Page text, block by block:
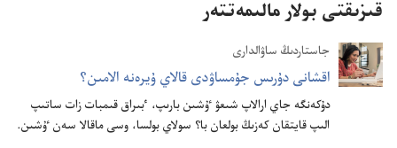
قىزىقتى بولار مالىمەتتەر
جاستاردىڭ ساۋالدارى
اقشانى دۇ‌رىس جۇ‌مساۋدى قالاي ۇ‌يرە‌نە الامىن؟‏
دۇ‌كە‌نگە جاي ارالاپ شىعۋ ٷشىن بارىپ،‏ ٴ‌بىراق قىمبات زات ساتىپ
الىپ قايتقان كە‌زىڭ بولعان با؟‏ سولاي بولسا،‏ وسى ماقالا سە‌ن ٷشىن.‏